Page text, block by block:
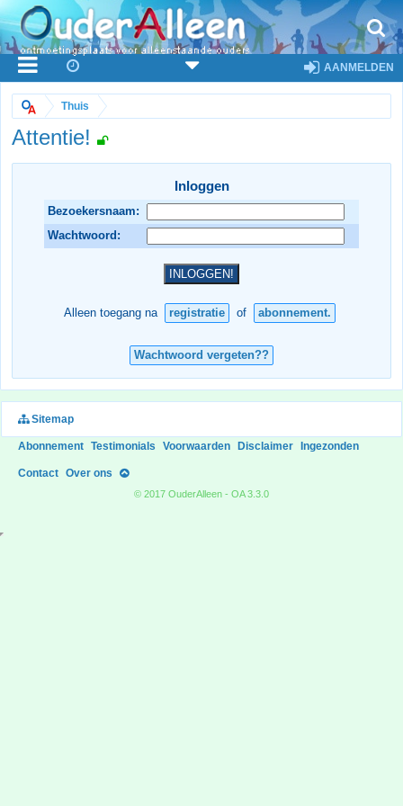
AANMELDEN
Thuis
Attentie!
Inloggen
Bezoekersnaam:
Wachtwoord:
Alleen toegang na registratie of abonnement.
Wachtwoord vergeten??
Sitemap
Abonnement Testimonials Voorwaarden Disclaimer Ingezonden
Contact Over ons
© 2017 OuderAlleen - OA 3.3.0